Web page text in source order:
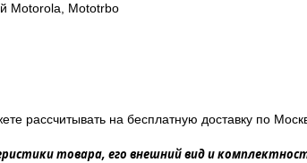
Motorola, Mototrbo
рассчитывать на бесплатную доставку по
товара, его внешний вид и